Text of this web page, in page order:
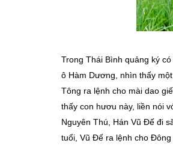
Trong Thái Bình quảng ký
ô Hàm Dương, nhìn thấy
Tông ra lệnh cho mài dao
thấy con hươu này, liền nói
Nguyên Thú, Hán Vũ Đế đi
tuổi, Vũ Đế ra lệnh cho